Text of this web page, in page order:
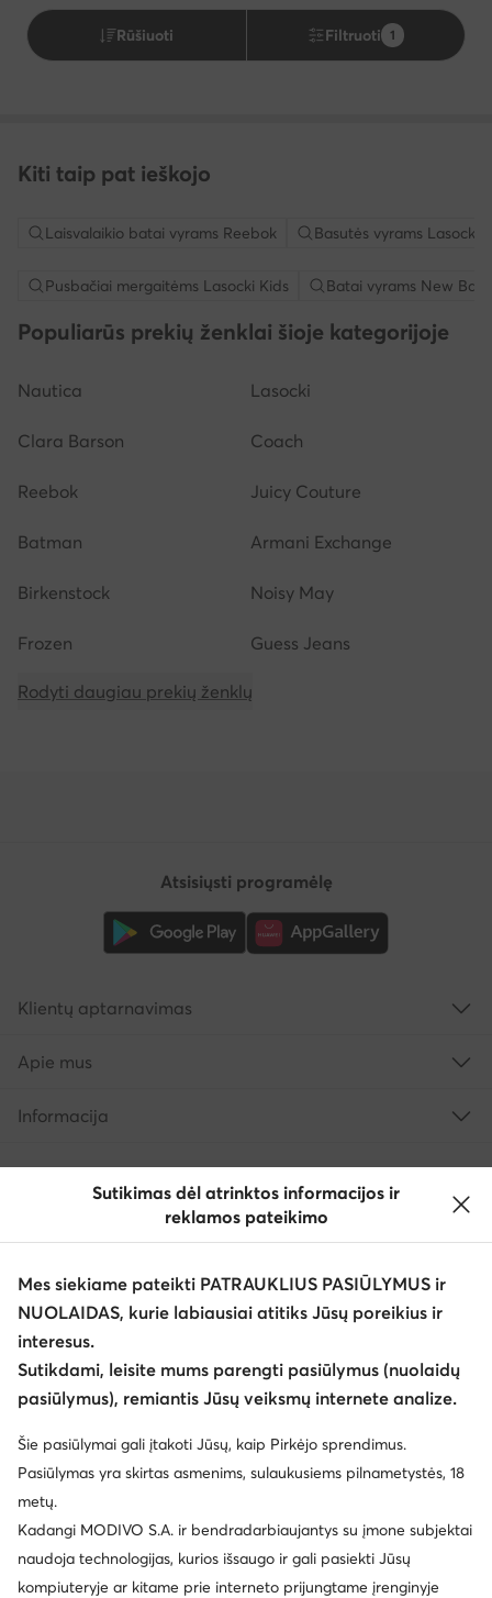
Rūšiuoti Filtruoti 1
Kiti taip pat ieškojo
Laisvalaikio batai vyrams Reebok Basutės vyrams Lasocki
Pusbačiai mergaitėms Lasocki Kids Batai vyrams New
Populiarūs prekių ženklai šioje kategorijoje
Nautica Lasocki
Clara Barson Coach
Reebok Juicy Couture
Batman Armani Exchange
Birkenstock Noisy May
Frozen Guess Jeans
Rodyti daugiau prekių ženklų
Atsisiųsti programėlę
Klientų aptarnavimas
Apie mus
Informacija
© eavalyne.lt 2026
Taisyklės
Pakeisti nustatymus
Privatumo politika
Duomenų apsauga
Sutikimas dėl atrinktos informacijos ir
reklamos pateikimo
Mes siekiame pateikti PATRAUKLIUS PASIŪLYMUS ir
NUOLAIDAS, kurie labiausiai atitiks Jūsų poreikius ir
interesus.
Sutikdami, leisite mums parengti pasiūlymus (nuolaidų
pasiūlymus), remiantis Jūsų veiksmų internete analize.
Šie pasiūlymai gali įtakoti Jūsų, kaip Pirkėjo sprendimus.
Pasiūlymas yra skirtas asmenims, sulaukusiems pilnametystės, 18
metų.
Kadangi MODIVO S.A. ir bendradarbiaujantys su įmone subjektai
naudoja technologijas, kurios išsaugo ir gali pasiekti Jūsų
kompiuteryje ar kitame prie interneto prijungtame įrenginyje